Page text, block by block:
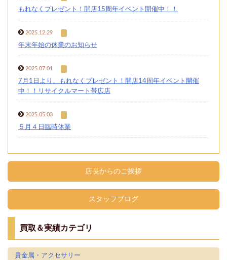
もれなくプレゼント！開店15周年イベント開催中！！
2025.12.29
年末年始の休業のお知らせ
2025.07.01
7月1日より、もれなくプレゼント！開店14周年イベント開催
中！！リサイクルマート帯広店
2025.05.03
５月４日臨時休業
店長からのご挨拶
スタッフブログ
買取＆実績カテゴリ
貴金属・アクセサリー